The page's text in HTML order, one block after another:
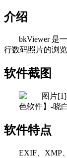
介绍
bkViewer 是
行数码照片的浏
软件截图
软件特点
EXIF、XMP